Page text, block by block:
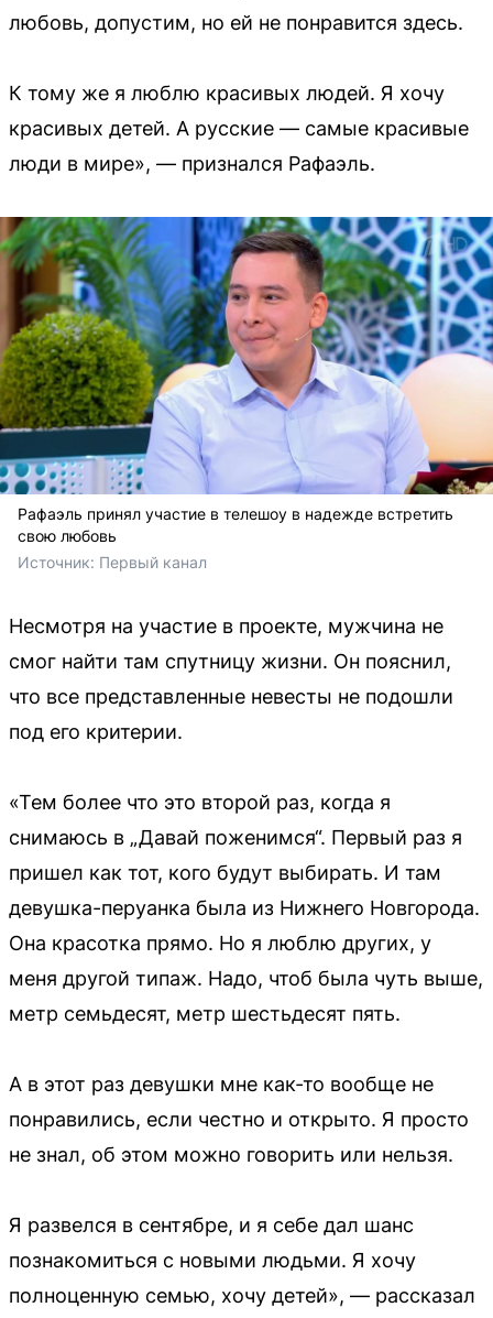
любовь, допустим, но ей не понравится здесь.
К тому же я люблю красивых людей. Я хочу
красивых детей. А русские — самые красивые
люди в мире», — признался Рафаэль.
Рафаэль принял участие в телешоу в надежде встретить
свою любовь
Источник: Первый канал
Несмотря на участие в проекте, мужчина не
смог найти там спутницу жизни. Он пояснил,
что все представленные невесты не подошли
под его критерии.
«Тем более что это второй раз, когда я
снимаюсь в „Давай поженимся“. Первый раз я
пришел как тот, кого будут выбирать. И там
девушка-перуанка была из Нижнего Новгорода.
Она красотка прямо. Но я люблю других, у
меня другой типаж. Надо, чтоб была чуть выше,
метр семьдесят, метр шестьдесят пять.
А в этот раз девушки мне как-то вообще не
понравились, если честно и открыто. Я просто
не знал, об этом можно говорить или нельзя.
Я развелся в сентябре, и я себе дал шанс
познакомиться с новыми людьми. Я хочу
полноценную семью, хочу детей», — рассказал